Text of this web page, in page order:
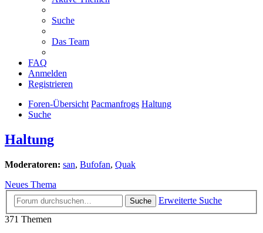
Suche
Das Team
FAQ
Anmelden
Registrieren
Foren-Übersicht Pacmanfrogs Haltung
Suche
Haltung
Moderatoren: san, Bufofan, Quak
Neues Thema
Suche
Erweiterte Suche
371 Themen